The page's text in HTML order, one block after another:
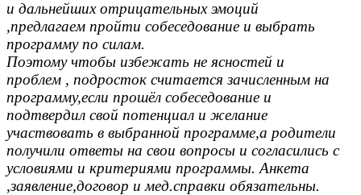
и дальнейших отрицательных эмоций
,предлагаем пройти собеседование и выбрать
программу по силам.
Поэтому чтобы избежать не ясностей и
проблем , подросток считается зачисленным на
программу,если прошёл собеседование и
подтвердил свой потенциал и желание
участвовать в выбранной программе,а родители
получили ответы на свои вопросы и согласились с
условиями и критериями программы. Анкета
,заявление,договор и мед.справки обязательны.